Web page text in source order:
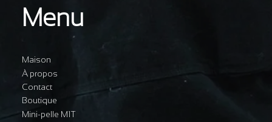
Menu
Maison
À propos
Contact
Boutique
Mini-pelle M1T